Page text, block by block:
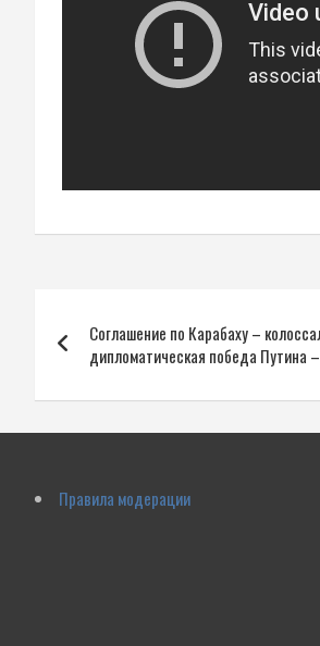
по
записям
Соглашение по Карабаху –
дипломатическая победа Путина
Правила модерации